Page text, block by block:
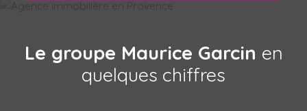
Le groupe Maurice Garcin en
quelques chiffres